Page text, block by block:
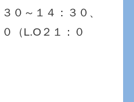
～１４：３０、
（L.O２１：０